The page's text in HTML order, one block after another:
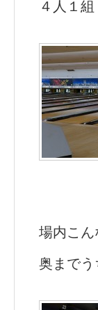
４人１
場内こん
奥まで